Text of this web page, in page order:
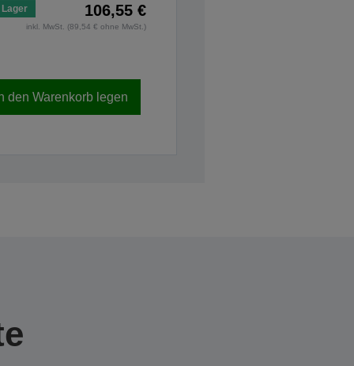
106,55 €
inkl. MwSt. (89,54 € ohne MwSt.)
den Warenkorb legen